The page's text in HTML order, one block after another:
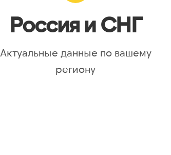
Россия и СНГ
Актуальные данные по вашему
региону